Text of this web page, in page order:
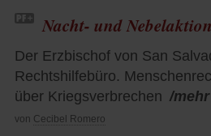
Nacht- und Nebelaktion
Der Erzbischof von San
Rechtshilfebüro.
über Kriegsverbrechen /mehr
von Cecibel Romero